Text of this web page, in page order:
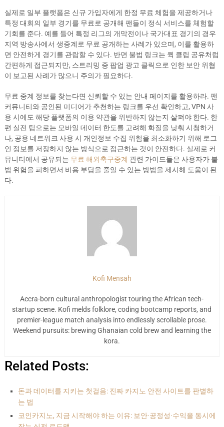
실제로 일부 플랫폼은 신규 가입자에게 한정 무료 체험을 제공하거나
특정 대회의 일부 경기를 무료로 공개해 팬들이 정식 서비스를 체험할
기회를 준다. 예를 들어 특정 리그의 개막전이나 국가대표 경기의 경우
지역 방송사에서 생중계로 무료 공개하는 사례가 있으며, 이를 활용하
면 안전하게 경기를 관람할 수 있다. 반면 불법 링크는 퀵 클립 공유처럼
간편하게 접근되지만, 스트리밍 중 팝업 광고 클릭으로 인한 보안 위협
이 보고된 사례가 많으니 주의가 필요하다.
무료 중계 정보를 찾는다면 신뢰할 수 있는 안내 페이지를 활용하라. 팬
커뮤니티와 공인된 미디어가 추천하는 링크를 우선 확인하고, VPN 사
용 시에도 해당 플랫폼의 이용 약관을 위반하지 않는지 살펴야 한다. 한
편 실전 팁으로는 모바일 데이터 한도를 고려해 화질을 낮춰 시청하거
나, 공용 네트워크 사용 시 개인정보 수집 위험을 최소화하기 위해 로그
인 정보를 저장하지 않는 방식으로 접근하는 것이 안전하다. 실제로 커
뮤니티에서 공유되는 무료 해외축구중계 관련 가이드들은 사용자가 불
법 위험을 피하면서 비용 부담을 줄일 수 있는 방법을 제시해 도움이 된
다.
Kofi Mensah
Accra-born cultural anthropologist touring the African tech-
startup scene. Kofi melds folklore, coding bootcamp reports, and
premier-league match analysis into endlessly scrollable prose.
Weekend pursuits: brewing Ghanaian cold brew and learning the
kora.
Related Posts:
돈과 데이터를 지키는 첫걸음: 진짜 카지노 안전 사이트를 판별하
는 법
코인카지노, 지금 시작해야 하는 이유: 보안·공정성·수익을 동시에